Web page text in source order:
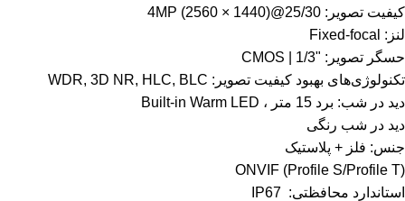
کیفیت تصویر: 4MP (2560 × 1440)@25/30
لنز: Fixed-focal
حسگر تصویر: "1/3 | CMOS
تکنولوژی‌های بهبود کیفیت تصویر: WDR, 3D NR, HLC, BLC
دید در شب: برد 15 متر ، Built-in Warm LED
دید در شب رنگی
جنس: فلز + پلاستیک
ONVIF (Profile S/Profile T)
استاندارد محافظتی: IP67